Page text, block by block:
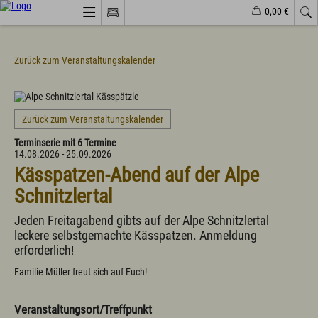
0,00 €
Webcams Veranstaltungen
Natürlich(er)leben
Veranstaltungen
Wandern
Familiendorf
Sport und Freizeit
Gesundheit / Wellness
Branchenbuch/Marktplatz
Winter
Urlaub im Allgäu
Suchen & Buchen
Familienferien Allgäuhaus
Zurück zum Veranstaltungskalender
Zurück zum Veranstaltungskalender
Terminserie mit 6 Termine
14.08.2026 - 25.09.2026
Kässpatzen-Abend auf der Alpe
Schnitzlertal
Jeden Freitagabend gibts auf der Alpe Schnitzlertal
leckere selbstgemachte Kässpatzen. Anmeldung
erforderlich!
Familie Müller freut sich auf Euch!
Veranstaltungsort/Treffpunkt